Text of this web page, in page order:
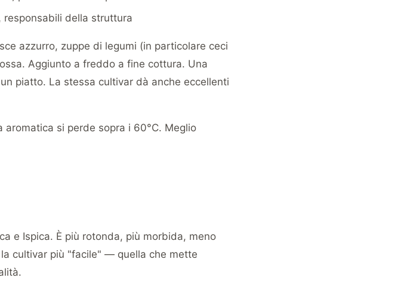
della struttura
azzurro, zuppe di legumi (in particolare ceci
Aggiunto a freddo a fine cottura. Una
piatto. La stessa cultivar dà anche eccellenti
aromatica si perde sopra i 60°C. Meglio
e Ispica. È più rotonda, più morbida, meno
cultivar più "facile" — quella che mette